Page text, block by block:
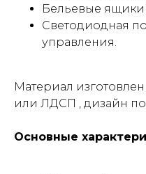
Бельевые ящики
Светодиодная
управления.
Материал
или ЛДСП , дизайн
Основные